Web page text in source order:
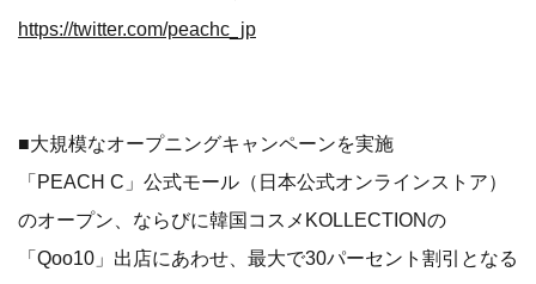
https://twitter.com/peachc_jp
■大規模なオープニングキャンペーンを実施
「PEACH C」公式モール（日本公式オンラインストア）
のオープン、ならびに韓国コスメKOLLECTIONの
「Qoo10」出店にあわせ、最大で30パーセント割引となる